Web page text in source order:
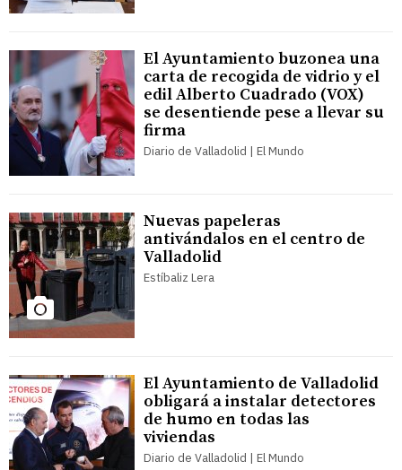
El Ayuntamiento buzonea una
carta de recogida de vidrio y el
edil Alberto Cuadrado (VOX)
se desentiende pese a llevar su
firma
Diario de Valladolid | El Mundo
Nuevas papeleras
antivándalos en el centro de
Valladolid
Estíbaliz Lera
El Ayuntamiento de Valladolid
obligará a instalar detectores
de humo en todas las
viviendas
Diario de Valladolid | El Mundo